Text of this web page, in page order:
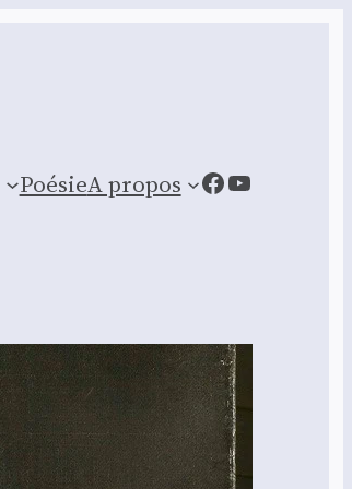
PoésieA propos Facebook
YouTube